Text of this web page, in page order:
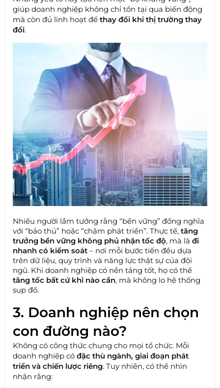
giúp doanh nghiệp không chỉ tồn tại qua biến động
mà còn đủ linh hoạt đểthay đổi khi thị trường thay
đổi.
Nhiều người lầm tưởng rằng “bền vững” đồng nghĩa
với “bảo thủ” hoặc “chậm phát triển”. Thực tế,tăng
trưởng bền vững không phủ nhận tốc độ, mà làđi
nhanh có kiểm soát – nơi mỗi bước tiến đều dựa
trên dữ liệu, quy trình và năng lực thật sự của đội
ngũ. Khi doanh nghiệp có nền tảng tốt, họ có thể
tăng tốc bất cứ khi nào cần, mà không lo hệ thống
sụp đổ.
3. Doanh nghiệp nên chọn
con đường nào?
Không có công thức chung cho mọi tổ chức. Mỗi
doanh nghiệp cóđặc thù ngành, giai đoạn phát
triển và chiến lược riêng. Tuy nhiên, có thể nhìn
nhận rằng: